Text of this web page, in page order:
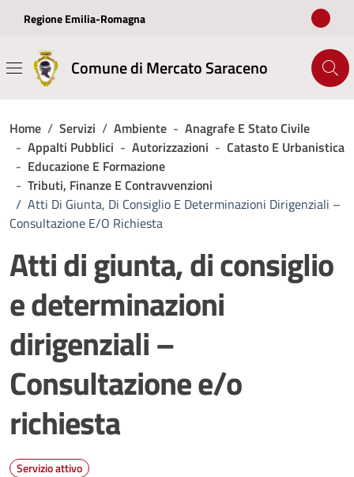
Regione Emilia-Romagna
Comune di Mercato Saraceno
Home / Servizi / Ambiente - Anagrafe E Stato Civile
- Appalti Pubblici - Autorizzazioni - Catasto E Urbanistica
- Educazione E Formazione
- Tributi, Finanze E Contravvenzioni
/ Atti Di Giunta, Di Consiglio E Determinazioni Dirigenziali –
Consultazione E/o Richiesta
Atti di giunta, di consiglio
e determinazioni
dirigenziali –
Consultazione e/o
richiesta
Servizio attivo